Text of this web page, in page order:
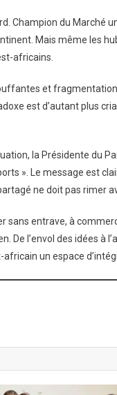
Champion du Marché
Mais même les
africains.
et
est d’autant plus
la Présidente du
». Le message est
ne doit pas rimer
sans entrave, à
De l’envol des idées à
un espace